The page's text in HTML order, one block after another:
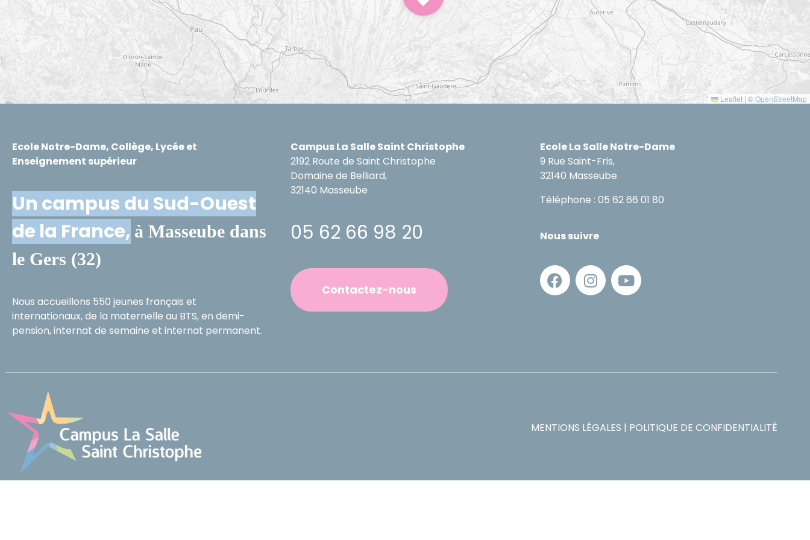
Leaflet | ©OpenStreetMap
Ecole Notre-Dame, Collège, Lycée et
Enseignement supérieur
Un campus du Sud-Ouest
de la France, à Masseube dans
le Gers (32)
Nous accueillons 550 jeunes français et
internationaux, de la maternelle au BTS, en demi-
pension, internat de semaine et internat permanent.
Campus La Salle Saint Christophe
2192 Route de Saint Christophe
Domaine de Belliard,
32140 Masseube
05 62 66 98 20
Contactez-nous
Ecole La Salle Notre-Dame
9 Rue Saint-Fris,
32140 Masseube
Téléphone : 05 62 66 01 80
Nous suivre
MENTIONS LÉGALES | POLITIQUE DE CONFIDENTIALITÉ